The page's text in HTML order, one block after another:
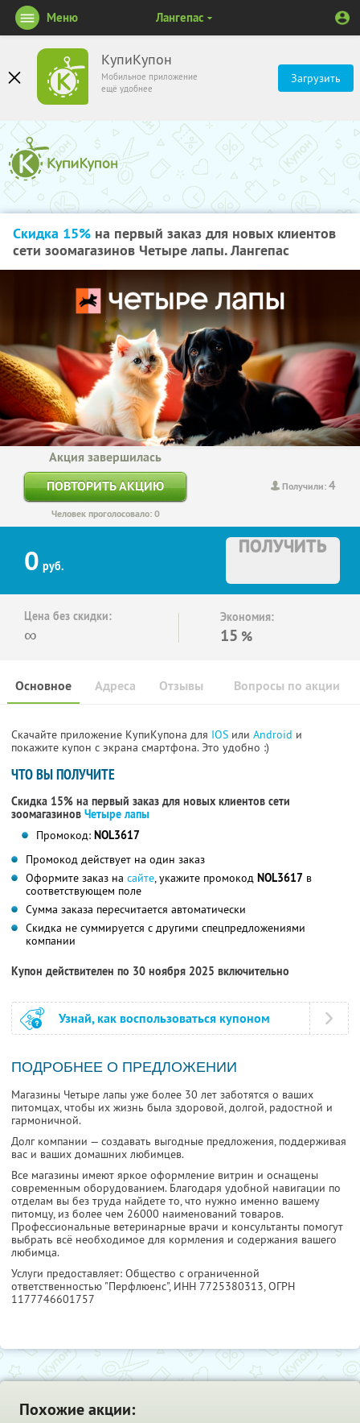
КупиКупон
Мобильное приложение
ещё удобнее
Загрузить
Меню Лангепас
Скидка 15% на первый заказ для новых клиентов
сети зоомагазинов Четыре лапы. Лангепас
Получили:4
Акция завершилась
ПОВТОРИТЬ АКЦИЮ
Человек проголосовало: 0
0 руб.
ПОЛУЧИТЬ
Цена без скидки:
∞
Экономия:
15 %
Основное Отзывы Вопросы по акции
Адреса
Скачайте приложение КупиКупона для IOS или Android и
покажите купон с экрана смартфона. Это удобно :)
ЧТО ВЫ ПОЛУЧИТЕ
Скидка 15% на первый заказ для новых клиентов сети
зоомагазинов Четыре лапы
Промокод: NOL3617
Промокод действует на один заказ
Оформите заказ на сайте, укажите промокод NOL3617 в
соответствующем поле
Сумма заказа пересчитается автоматически
Скидка не суммируется с другими спецпредложениями
компании
Купон действителен по 30 ноября 2025 включительно
Узнай, как воспользоваться купоном
ПОДРОБНЕЕ О ПРЕДЛОЖЕНИИ
Магазины Четыре лапы уже более 30 лет заботятся о ваших
питомцах, чтобы их жизнь была здоровой, долгой, радостной и
гармоничной.
Долг компании — создавать выгодные предложения, поддерживая
вас и ваших домашних любимцев.
Все магазины имеют яркое оформление витрин и оснащены
современным оборудованием. Благодаря удобной навигации по
отделам вы без труда найдете то, что нужно именно вашему
питомцу, из более чем 26000 наименований товаров.
Профессиональные ветеринарные врачи и консультанты помогут
выбрать всё необходимое для кормления и содержания вашего
любимца.
Услуги предоставляет: Общество с ограниченной
ответственностью "Перфлюенс", ИНН 7725380313, ОГРН
1177746601757
Похожие акции: